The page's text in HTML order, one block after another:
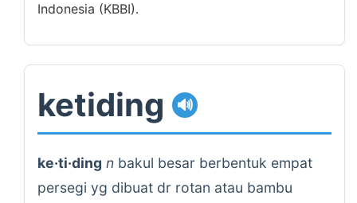
Indonesia (KBBI).
ketiding 🔊
ke·ti·ding n bakul besar berbentuk empat
persegi yg dibuat dr rotan atau bambu